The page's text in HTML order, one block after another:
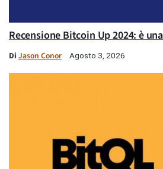
Recensione Bitcoin Up 2024: è
Di Jason Conor Agosto 3, 2026